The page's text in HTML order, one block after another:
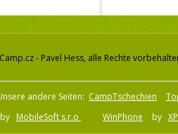
- Pavel Hess, alle Rechte
andere Seiten: CampTschechien
by MobileSoft s.r.o WinPhone by